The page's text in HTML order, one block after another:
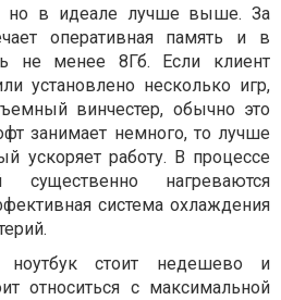
но в идеале лучше выше. За
оперативная память и в
не менее 8Гб. Если клиент
установлено несколько игр,
винчестер, обычно это
занимает немного, то лучше
ускоряет работу. В процессе
существенно нагреваются
система охлаждения
ноутбук стоит недешево и
относиться с максимальной